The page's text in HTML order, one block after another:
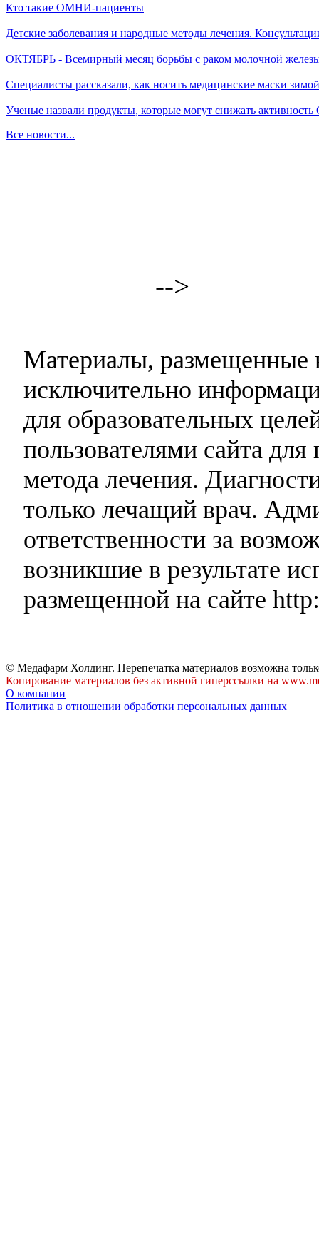
Кто такие ОМНИ-пациенты
Детские заболевания и народные методы лечения.
ОКТЯБРЬ - Всемирный месяц борьбы с раком молочной
Специалисты рассказали, как носить медицинские маски зимой
Ученые назвали продукты, которые могут снижать
Все новости...
-->
Материалы, размещенные
исключительно
для образовательных
пользователями сайта
метода лечения.
только лечащий врач.
ответственности за
возникшие в результате
размещенной на сайте
© Медафарм Холдинг. Перепечатка материалов возможна
Копирование материалов без активной гиперссылки на
О компании
Политика в отношении обработки персональных данных